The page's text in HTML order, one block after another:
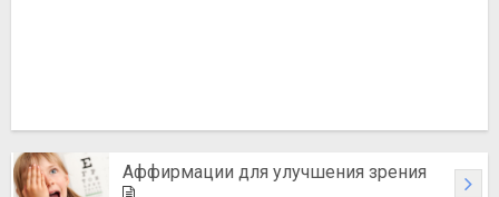
Аффирмации для улучшения зрения